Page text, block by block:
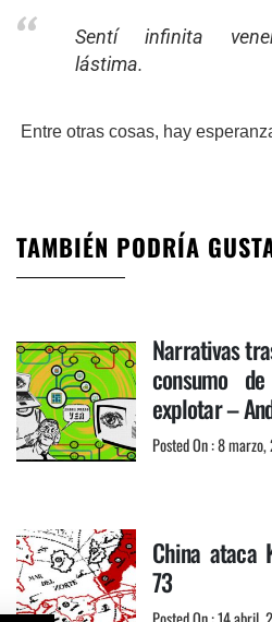
Sentí infinita
lástima.
Entre otras cosas, hay
TAMBIÉN PODRÍA
Narrativas
consumo
explotar –
Posted On : 8
China ataca
73